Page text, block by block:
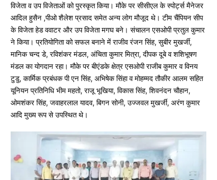
विजेता व उप विजेताओं को पुरस्कृत किया। मौके पर सीसीएल के स्पोर्ट्स मैनेजर
आदिल हुसैन ,पीओ शैलेश प्रसाद समेत अन्य लोग मौजूद थे। टीम चैंपियन सीप
के विजेता हेड ववाटर और उप विजेता मगघ बने। संचालन एसओपी प्रतुल कुमार
ने किया। प्रतियोगिता को सफल बनाने में राजीव रंजन सिंह, सुबीर मुखर्जी,
मानिक चन्द डे, रविशंकर मंडल, अंचिता कुमार मित्रा, दीपक दूबे व शशिभूषण
मंडल का योगदान रहा। मौके पर बीएंडके क्षेत्र एसओपी राजीब कुमार व विनय
टुडु, कार्मिक प्रबंधक पी एन सिंह, अभिषेक सिंहा व मोहम्मद तौकीर आलम सहित
यूनियन प्रतिनिधि भीम महतो, राजू भूखिया, विकास सिंह, शिवनंदन चौहान,
ओमशंकर सिंह, जवाहरलाल यादव, बिगन सोनी, उज्जवल मुखर्जी, अरंण कुमार
आदि मुख्य रूप से उपस्थित थे।